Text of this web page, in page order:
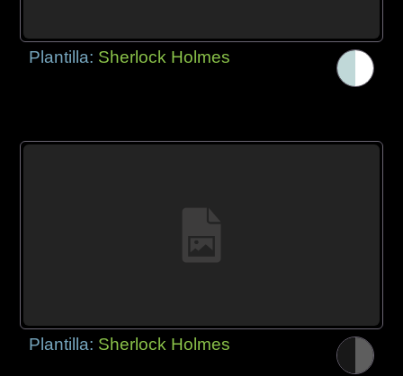
Plantilla: Sherlock Holmes
Plantilla: Sherlock Holmes